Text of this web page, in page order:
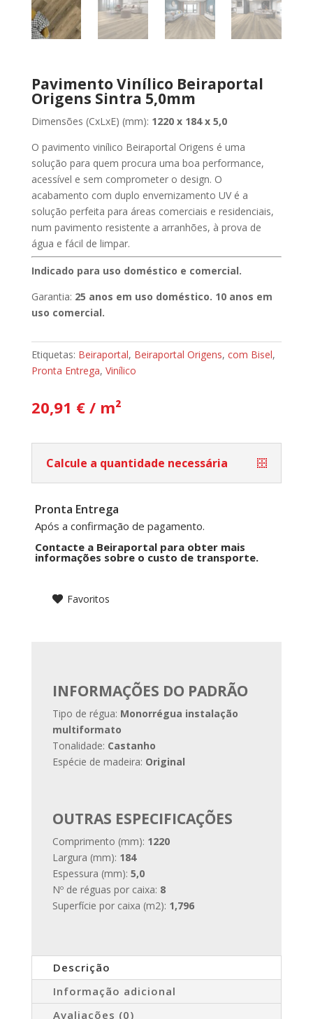
Pavimento Vinílico Beiraportal
Origens Sintra 5,0mm
Dimensões (CxLxE) (mm): 1220 x 184 x 5,0
O pavimento vinílico Beiraportal Origens é uma
solução para quem procura uma boa performance,
acessível e sem comprometer o design. O
acabamento com duplo envernizamento UV é a
solução perfeita para áreas comerciais e residenciais,
num pavimento resistente a arranhões, à prova de
água e fácil de limpar.
Indicado para uso doméstico e comercial.
Garantia: 25 anos em uso doméstico. 10 anos em
uso comercial.
Etiquetas: Beiraportal, Beiraportal Origens, com Bisel,
Pronta Entrega, Vinílico
20,91 € / m²
Calcule a quantidade necessária
Pronta Entrega
Após a confirmação de pagamento.
Contacte a Beiraportal para obter mais
informações sobre o custo de transporte.
Favoritos
INFORMAÇÕES DO PADRÃO
Tipo de régua: Monorrégua instalação
multiformato
Tonalidade: Castanho
Espécie de madeira: Original
OUTRAS ESPECIFICAÇÕES
Comprimento (mm): 1220
Largura (mm): 184
Espessura (mm): 5,0
Nº de réguas por caixa: 8
Superfície por caixa (m2): 1,796
Descrição
Informação adicional
Avaliações (0)